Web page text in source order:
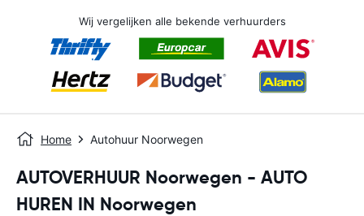
Wij vergelijken alle bekende verhuurders
Home Autohuur Noorwegen
AUTOVERHUUR Noorwegen - AUTO
HUREN IN Noorwegen